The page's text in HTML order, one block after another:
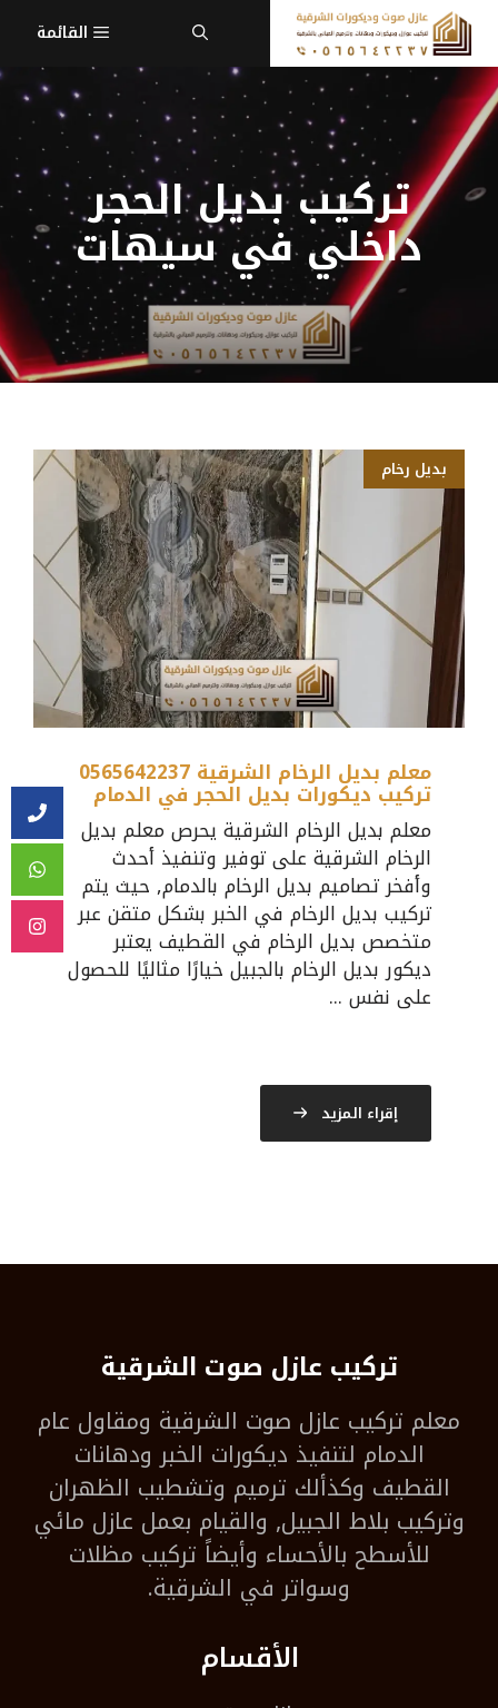
انتقل
إلى
المحتوى
القائمة
تركيب بديل الحجر
داخلي في سيهات
بديل رخام
معلم بديل الرخام الشرقية 0565642237
تركيب ديكورات بديل الحجر في الدمام
معلم بديل الرخام الشرقية يحرص معلم بديل
الرخام الشرقية على توفير وتنفيذ أحدث
وأفخر تصاميم بديل الرخام بالدمام, حيث يتم
تركيب بديل الرخام في الخبر بشكل متقن عبر
متخصص بديل الرخام في القطيف يعتبر
ديكور بديل الرخام بالجبيل خيارًا مثاليًا للحصول
على نفس ...
إقراء المزيد
تركيب عازل صوت الشرقية
معلم تركيب عازل صوت الشرقية ومقاول عام
الدمام لتنفيذ ديكورات الخبر ودهانات
القطيف وكذألك ترميم وتشطيب الظهران
وتركيب بلاط الجبيل, والقيام بعمل عازل مائي
للأسطح بالأحساء وأيضاً تركيب مظلات
وسواتر في الشرقية.
الأقسام